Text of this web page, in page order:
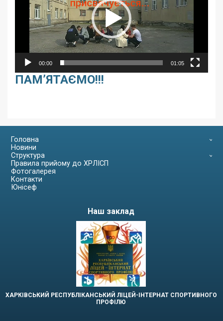
00:00 01:05
ПАМ’ЯТАЄМО!!!
Головна
Новини
Структура
Правила прийому до ХРЛІСП
Фотогалерея
Контакти
Юнісеф
Наш заклад
ХАРКІВСЬКИЙ РЕСПУБЛІКАНСЬКИЙ ЛІЦЕЙ-ІНТЕРНАТ СПОРТИВНОГО
ПРОФІЛЮ